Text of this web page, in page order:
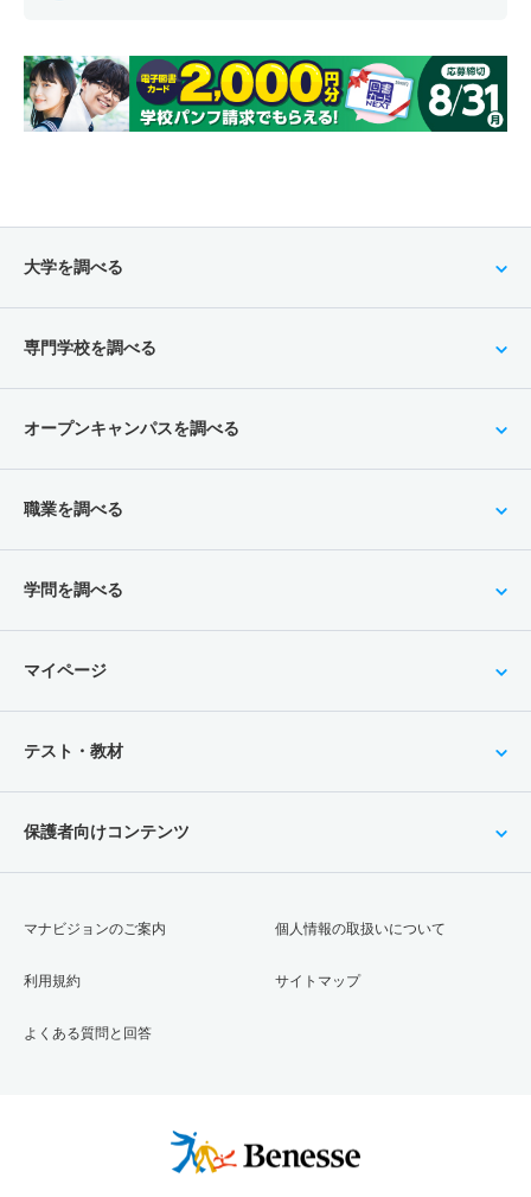
大学を調べる
専門学校を調べる
オープンキャンパスを調べる
職業を調べる
学問を調べる
マイページ
テスト・教材
保護者向けコンテンツ
マナビジョンのご案内
利用規約
よくある質問と回答
個人情報の取扱いについて
サイトマップ